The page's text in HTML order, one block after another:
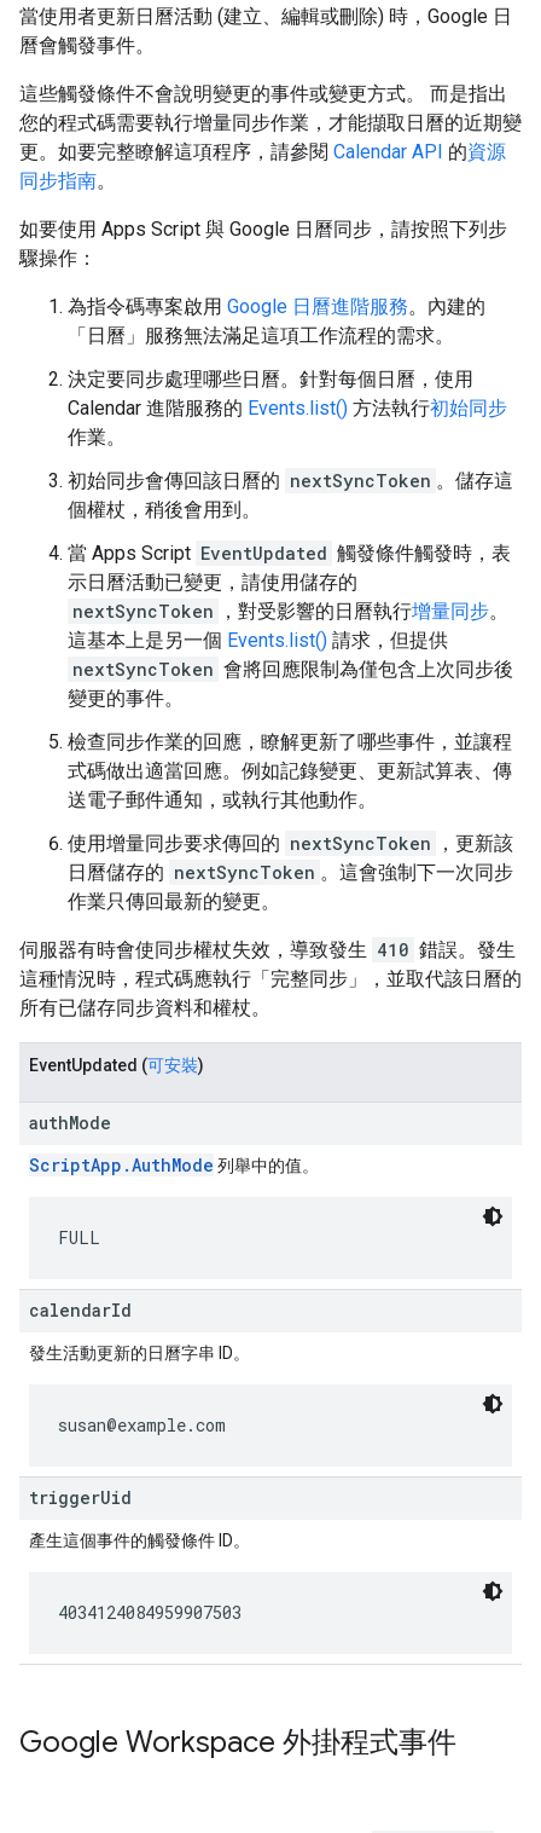
當使用者更新日曆活動 (建立、編輯或刪除) 時，Google 日
曆會觸發事件。
這些觸發條件不會說明變更的事件或變更方式。 而是指出
您的程式碼需要執行增量同步作業，才能擷取日曆的近期變
更。如要完整瞭解這項程序，請參閱 Calendar API 的資源
同步指南。
如要使用 Apps Script 與 Google 日曆同步，請按照下列步
驟操作：
為指令碼專案啟用 Google 日曆進階服務。內建的
「日曆」服務無法滿足這項工作流程的需求。
決定要同步處理哪些日曆。針對每個日曆，使用
Calendar 進階服務的 Events.list() 方法執行初始同步
作業。
初始同步會傳回該日曆的 nextSyncToken 。儲存這
個權杖，稍後會用到。
當 Apps Script EventUpdated 觸發條件觸發時，表
示日曆活動已變更，請使用儲存的
nextSyncToken
，對受影響的日曆執行增量同步。
這基本上是另一個 Events.list() 請求，但提供
nextSyncToken 會將回應限制為僅包含上次同步後
變更的事件。
檢查同步作業的回應，瞭解更新了哪些事件，並讓程
式碼做出適當回應。例如記錄變更、更新試算表、傳
送電子郵件通知，或執行其他動作。
使用增量同步要求傳回的 nextSyncToken
，更新該
日曆儲存的 nextSyncToken 。這會強制下一次同步
作業只傳回最新的變更。
伺服器有時會使同步權杖失效，導致發生 410 錯誤。發生
這種情況時，程式碼應執行「完整同步」
，並取代該日曆的
所有已儲存同步資料和權杖。
EventUpdated (可安裝)
authMode
ScriptApp.AuthMode 列舉中的值。
FULL
calendarId
發生活動更新的日曆字串 ID。
susan@example.com
triggerUid
產生這個事件的觸發條件 ID。
4034124084959907503
Google Workspace 外掛程式事件